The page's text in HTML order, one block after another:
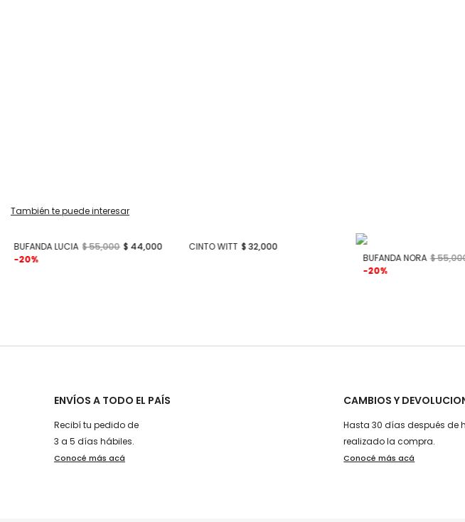
También te puede interesar
BUFANDA LUCIA $ 55,000 $ 44,000
-20%
CINTO WITT $ 32,000
BUFANDA NORA $
-20%
ENVÍOS A TODO EL PAÍS
Recibí tu pedido de
3 a 5 días hábiles.
Conocé más acá
CAMBIOS Y
Hasta 30 días después de
realizado la compra.
Conocé más acá